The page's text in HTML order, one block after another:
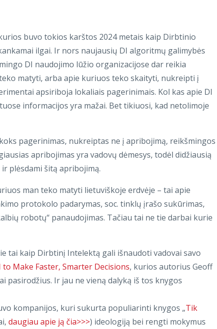
buvo tokios karštos 2024 metais kaip Dirbtinio
ilgai. Ir nors naujausių DI algoritmų galimybės
DI naudojimo lūžio organizacijose dar reikia
matyti, arba apie kuriuos teko skaityti, nukreipti į
apsiriboja lokaliais pagerinimais. Kol kas apie DI
informacijos yra mažai. Bet tikiuosi, kad netolimoje
pagerinimas, nukreiptas ne į apribojimą, reikšmingos
apribojimas yra vadovų dėmesys, todėl didžiausią
plėsdami šitą apribojimą.
man teko matyti lietuviškoje erdvėje – tai apie
protokolo padarymas, soc. tinklų įrašo sukūrimas,
robotų“ panaudojimas. Tačiau tai ne tie darbai kurie
tai kaip Dirbtinį Intelektą gali išnaudoti vadovai savo
Make Faster, Smarter Decisions, kurios autorius Geoff
pasirodžius. Ir jau ne vieną dalyką iš tos knygos
kompanijos, kuri sukurta populiarinti knygos „Tik
daugiau apie ją čia>>>) ideologiją bei rengti mokymus